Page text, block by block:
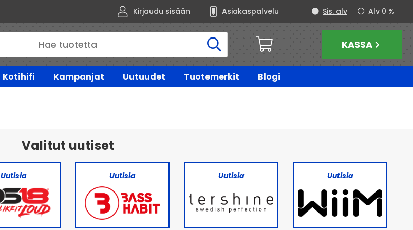
Kirjaudu sisään Asiakaspalvelu Alv 0 %
Sis. alv
KASSA
Kotihifi Kampanjat Uutuudet Tuotemerkit Blogi
Valitut uutiset
Uutisia Uutisia Uutisia Uutisia